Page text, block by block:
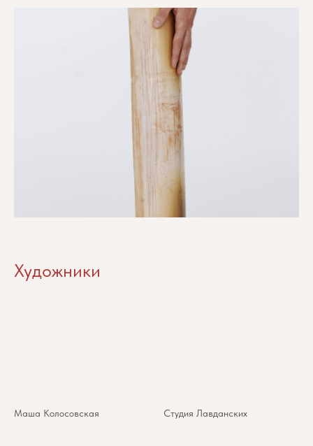
Художники
Маша Колосовская Студия Лавданских